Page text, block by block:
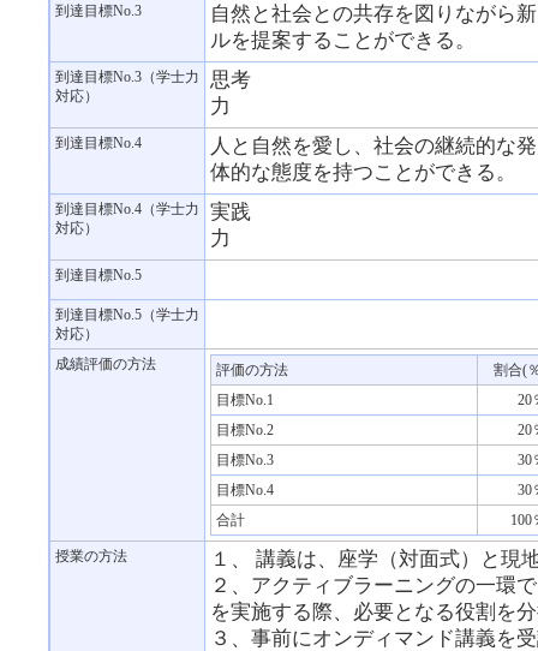
到達目標No.3
自然と社会との共存を図りながら
ルを提案することができる。
到達目標No.3（学士力
対応）
思考
力
到達目標No.4
人と自然を愛し、社会の継続的な
体的な態度を持つことができる。
到達目標No.4（学士力
対応）
実践
力
到達目標No.5
到達目標No.5（学士力
対応）
成績評価の方法
評価の方法
割合(
目標No.1
20
目標No.2
20
目標No.3
30
目標No.4
30
合計
100
授業の方法
１、 講義は、座学（対面式）と現
２、アクティブラーニングの一環
を実施する際、必要となる役割を
３、事前にオンディマンド講義を